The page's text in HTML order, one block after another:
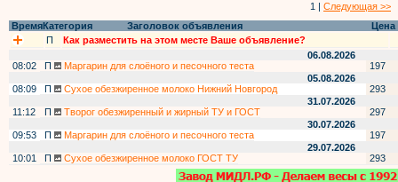
1 | Следующая >>
ВремяКатегория Заголовок объявления
Цена
П
Как разместить на этом месте Ваше объявление?
06.08.2026
08:02
П Маргарин для слоёного и песочного теста
197
05.08.2026
08:09
П Сухое обезжиренное молоко Нижний Новгород
293
31.07.2026
11:12
П Творог обезжиренный и жирный ТУ и ГОСТ
297
30.07.2026
09:53
П Маргарин для слоёного и песочного теста
197
29.07.2026
10:01
П Сухое обезжиренное молоко ГОСТ ТУ 293